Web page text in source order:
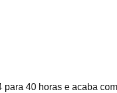
40 horas e acaba